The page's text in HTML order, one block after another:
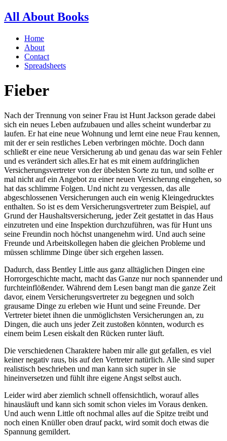
All About Books
Home
About
Contact
Spreadsheets
Fieber
Nach der Trennung von seiner Frau ist Hunt Jackson gerade dabei
sich ein neues Leben aufzubauen und alles scheint wunderbar zu
laufen. Er hat eine neue Wohnung und lernt eine neue Frau kennen,
mit der er sein restliches Leben verbringen möchte. Doch dann
schließt er eine neue Versicherung ab und genau das war sein Fehler
und es verändert sich alles.Er hat es mit einem aufdringlichen
Versicherungsvertreter von der übelsten Sorte zu tun, und sollte er
mal nicht auf ein Angebot zu einer neuen Versicherung eingehen, so
hat das schlimme Folgen. Und nicht zu vergessen, das alle
abgeschlossenen Versicherungen auch ein wenig Kleingedrucktes
enthalten. So ist es dem Versicherungsvertreter zum Beispiel, auf
Grund der Haushaltsversicherung, jeder Zeit gestattet in das Haus
einzutreten und eine Inspektion durchzuführen, was für Hunt uns
seine Freundin noch höchst unangenehm wird. Und auch seine
Freunde und Arbeitskollegen haben die gleichen Probleme und
müssen schlimme Dinge über sich ergehen lassen.
Dadurch, dass Bentley Little aus ganz alltäglichen Dingen eine
Horrorgeschichte macht, macht das Ganze nur noch spannender und
furchteinflößender. Während dem Lesen bangt man die ganze Zeit
davor, einem Versicherungsvertreter zu begegnen und solch
grausame Dinge zu erleben wie Hunt und seine Freunde. Der
Vertreter bietet ihnen die unmöglichsten Versicherungen an, zu
Dingen, die auch uns jeder Zeit zustoßen könnten, wodurch es
einem beim Lesen eiskalt den Rücken runter läuft.
Die verschiedenen Charaktere haben mir alle gut gefallen, es viel
keiner negativ raus, bis auf den Vertreter natürlich. Alle sind super
realistisch beschrieben und man kann sich super in sie
hineinversetzen und fühlt ihre eigene Angst selbst auch.
Leider wird aber ziemlich schnell offensichtlich, worauf alles
hinausläuft und kann sich somit schon vieles im Voraus denken.
Und auch wenn Little oft nochmal alles auf die Spitze treibt und
noch einen Knüller oben drauf packt, wird somit doch etwas die
Spannung gemildert.